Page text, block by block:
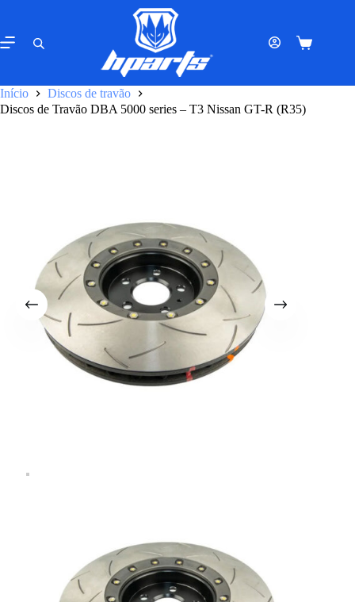
o
conteúdo
Carrinho
Início
Discos de travão
Discos de Travão DBA 5000 series – T3 Nissan GT-R (R35)